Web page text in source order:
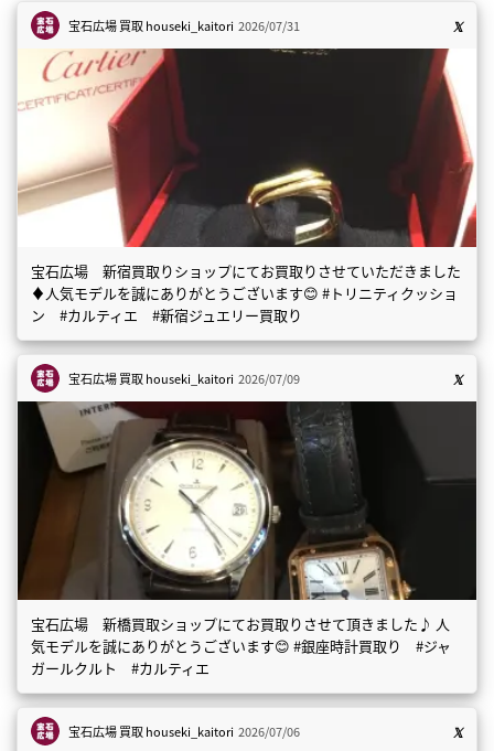
宝石広場 買取houseki_kaitori 2026/07/31
宝石広場 新宿買取りショップにてお買取りさせていただきました
♦️人気モデルを誠にありがとうございます😊 #トリニティクッショ
ン #カルティエ #新宿ジュエリー買取り
宝石広場 買取houseki_kaitori 2026/07/09
宝石広場 新橋買取ショップにてお買取りさせて頂きました♪ 人
気モデルを誠にありがとうございます😊 #銀座時計買取り #ジャ
ガールクルト #カルティエ
宝石広場 買取houseki_kaitori 2026/07/06